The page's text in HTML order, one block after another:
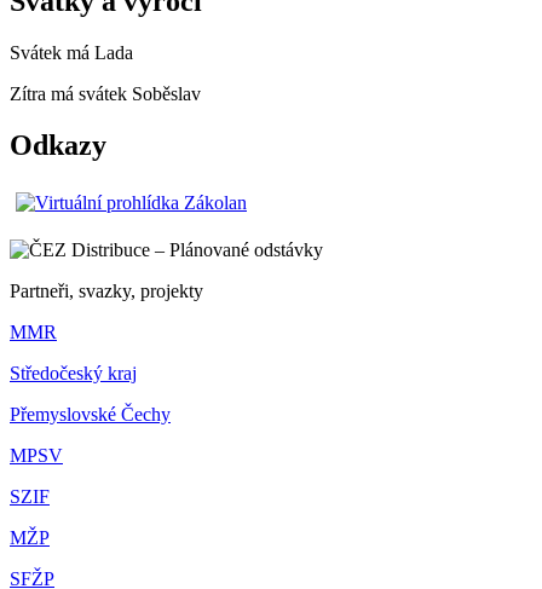
Svátek má Lada
Zítra má svátek Soběslav
Odkazy
Partneři, svazky, projekty
MMR
Středočeský kraj
Přemyslovské Čechy
MPSV
SZIF
MŽP
SFŽP